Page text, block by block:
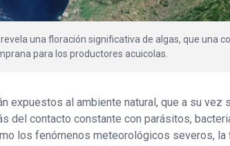
una floración significativa de algas, que una
para los productores acuicolas.
expuestos al ambiente natural, que a su vez
del contacto constante con parásitos,
los fenómenos meteorológicos severos, la